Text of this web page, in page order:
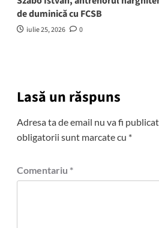
de duminică cu FCSB
iulie 25, 2026 0
Lasă un răspuns
Adresa ta de email nu va fi
obligatorii sunt marcate cu *
Comentariu *